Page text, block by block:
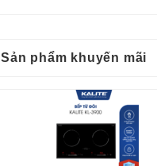
Sản phẩm khuyến mãi